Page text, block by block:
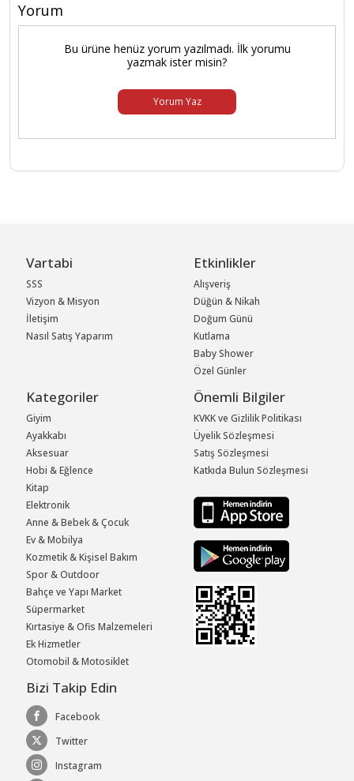
Yorum
Bu ürüne henüz yorum yazılmadı. İlk yorumu
yazmak ister misin?
Yorum Yaz
Vartabi
SSS
Vizyon & Misyon
İletişim
Nasıl Satış Yaparım
Etkinlikler
Alışveriş
Düğün & Nikah
Doğum Günü
Kutlama
Baby Shower
Özel Günler
Kategoriler
Giyim
Ayakkabı
Aksesuar
Hobi & Eğlence
Kitap
Elektronik
Anne & Bebek & Çocuk
Ev & Mobilya
Kozmetik & Kişisel Bakım
Spor & Outdoor
Bahçe ve Yapı Market
Süpermarket
Kırtasiye & Ofis Malzemeleri
Ek Hizmetler
Otomobil & Motosiklet
Önemli Bilgiler
KVKK ve Gizlilik Politikası
Üyelik Sözleşmesi
Satış Sözleşmesi
Katkıda Bulun Sözleşmesi
Bizi Takip Edin
Facebook
Twitter
Instagram